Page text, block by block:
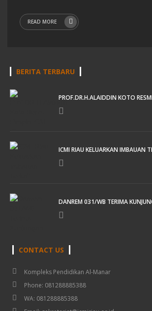
READ MORE
BERITA TERBARU
PROF.DR.H.ALAIDDIN KOTO
ICMI RIAU KELUARKAN IMBAUAN
DANREM 031/WB TERIMA
CONTACT US
Kompleks Pendidikan Al-Manar
Phone: 081288885388
WA: 081288885388